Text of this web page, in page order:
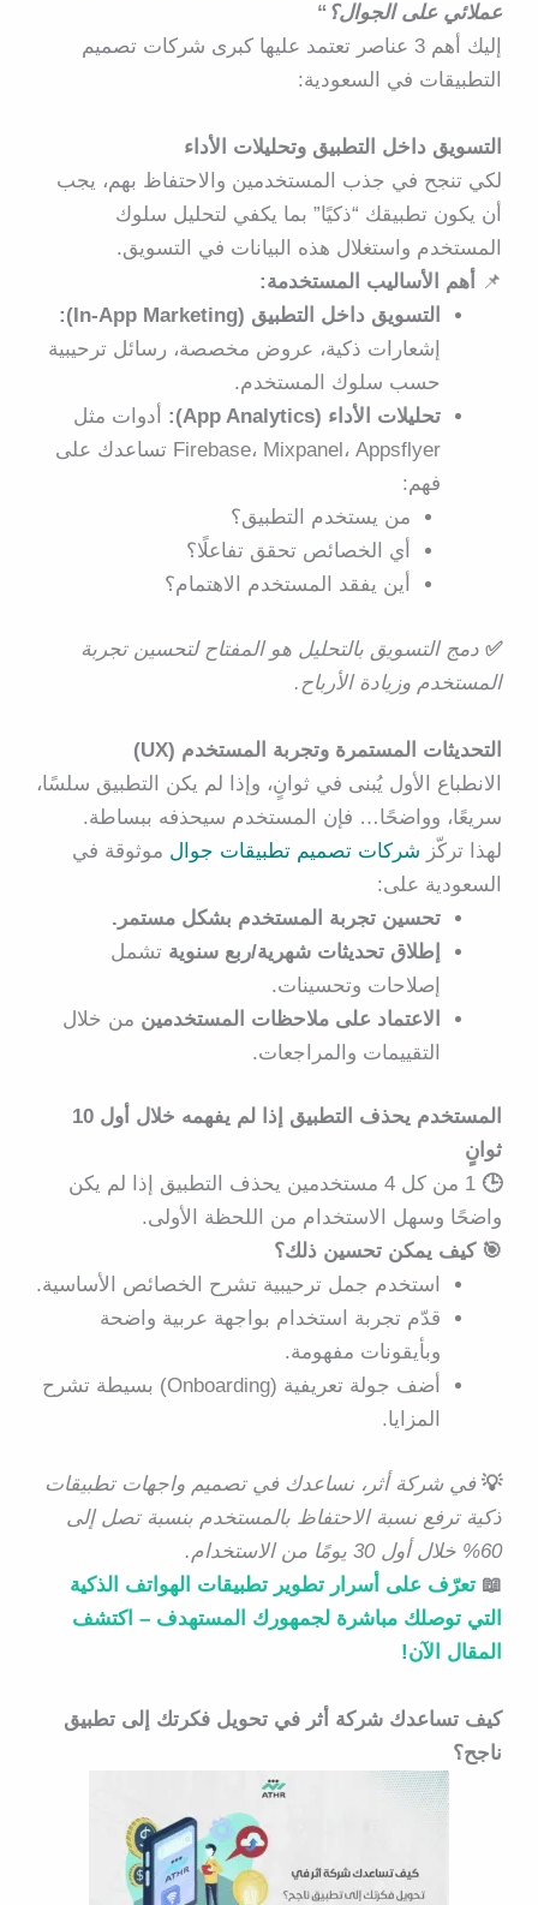
عملائي على الجوال؟ “
إليك أهم 3 عناصر تعتمد عليها كبرى شركات تصميم
التطبيقات في السعودية:
التسويق داخل التطبيق وتحليلات الأداء
لكي تنجح في جذب المستخدمين والاحتفاظ بهم، يجب
أن يكون تطبيقك “ذكيًا” بما يكفي لتحليل سلوك
المستخدم واستغلال هذه البيانات في التسويق.
📌
أهم الأساليب المستخدمة:
التسويق داخل التطبيق (In-App Marketing):
إشعارات ذكية، عروض مخصصة، رسائل ترحيبية
حسب سلوك المستخدم.
تحليلات الأداء (App Analytics):
أدوات مثل
Firebase، Mixpanel، Appsflyer تساعدك على
فهم:
من يستخدم التطبيق؟
أي الخصائص تحقق تفاعلًا؟
أين يفقد المستخدم الاهتمام؟
✅ دمج التسويق بالتحليل هو المفتاح لتحسين تجربة
المستخدم وزيادة الأرباح.
التحديثات المستمرة وتجربة المستخدم (UX)
الانطباع الأول يُبنى في ثوانٍ، وإذا لم يكن التطبيق سلسًا،
سريعًا، وواضحًا… فإن المستخدم سيحذفه ببساطة.
لهذا تركّز شركات تصميم تطبيقات جوال موثوقة في
السعودية على:
تحسين تجربة المستخدم بشكل مستمر.
إطلاق تحديثات شهرية/ربع سنوية تشمل
إصلاحات وتحسينات.
الاعتماد على ملاحظات المستخدمين من خلال
التقييمات والمراجعات.
المستخدم يحذف التطبيق إذا لم يفهمه خلال أول 10
ثوانٍ
🕒
1 من كل 4 مستخدمين يحذف التطبيق إذا لم يكن
واضحًا وسهل الاستخدام من اللحظة الأولى.
🎯 كيف يمكن تحسين ذلك؟
استخدم جمل ترحيبية تشرح الخصائص الأساسية.
قدّم تجربة استخدام بواجهة عربية واضحة
وبأيقونات مفهومة.
أضف جولة تعريفية (Onboarding) بسيطة تشرح
المزايا.
💡 في شركة أثر، نساعدك في تصميم واجهات تطبيقات
ذكية ترفع نسبة الاحتفاظ بالمستخدم بنسبة تصل إلى
60% خلال أول 30 يومًا من الاستخدام.
📖 تعرّف على أسرار تطوير تطبيقات الهواتف الذكية
التي توصلك مباشرة لجمهورك المستهدف – اكتشف
المقال الآن!
كيف تساعدك شركة أثر في تحويل فكرتك إلى تطبيق
ناجح؟